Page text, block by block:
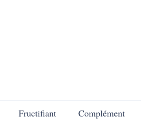
Fructifiant Complément